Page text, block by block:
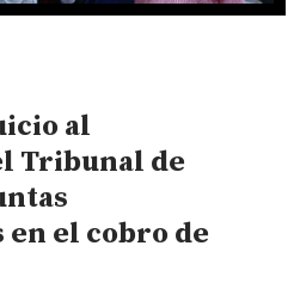
al
Tribunal de
el cobro de